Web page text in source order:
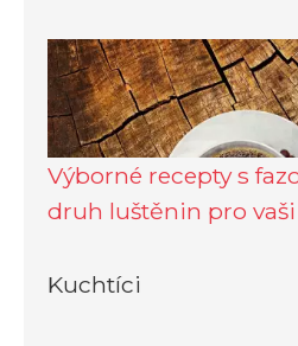
Výborné recepty s
druh luštěnin pro
Kuchtíci